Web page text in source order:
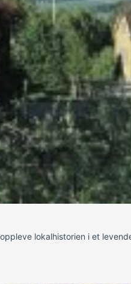
lokalhistorien i et